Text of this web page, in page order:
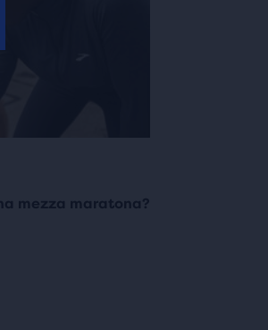
mezza maratona?